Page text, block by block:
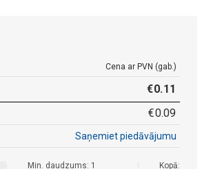
Cena ar PVN (gab.)
€0.11
€0.09
Saņemiet piedāvājumu
Min. daudzums: 1
Kopā: